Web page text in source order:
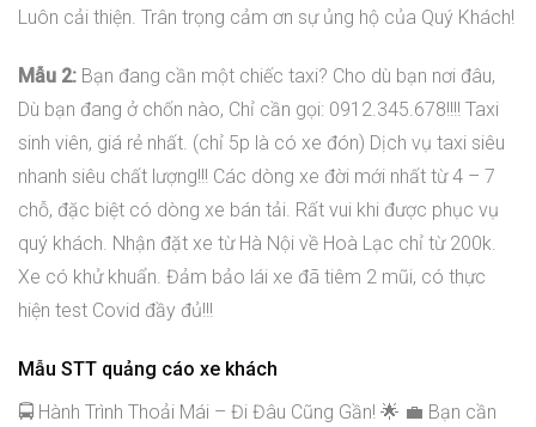
Luôn cải thiện. Trân trọng cảm ơn sự ủng hộ của Quý Khách!
Mẫu 2: Bạn đang cần một chiếc taxi? Cho dù bạn nơi đâu,
Dù bạn đang ở chốn nào, Chỉ cần gọi: 0912.345.678!!!! Taxi
sinh viên, giá rẻ nhất. (chỉ 5p là có xe đón) Dịch vụ taxi siêu
nhanh siêu chất lượng!!! Các dòng xe đời mới nhất từ 4 – 7
chỗ, đặc biệt có dòng xe bán tải. Rất vui khi được phục vụ
quý khách. Nhận đặt xe từ Hà Nội về Hoà Lạc chỉ từ 200k.
Xe có khử khuẩn. Đảm bảo lái xe đã tiêm 2 mũi, có thực
hiện test Covid đầy đủ!!!
Mẫu STT quảng cáo xe khách
🚍 Hành Trình Thoải Mái – Đi Đâu Cũng Gần! 🌟 💼 Bạn cần